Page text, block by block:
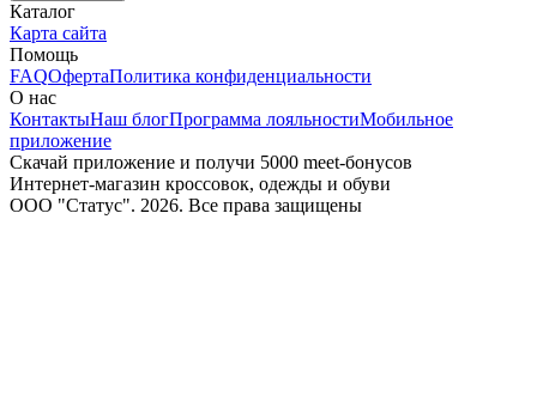
Каталог
Карта сайта
Помощь
FAQОфертаПолитика конфиденциальности
О нас
КонтактыНаш блогПрограмма лояльностиМобильное
приложение
Скачай приложение и получи 5000 meet-бонусов
Интернет-магазин кроссовок, одежды и обуви
ООО "Статус". 2026. Все права защищены